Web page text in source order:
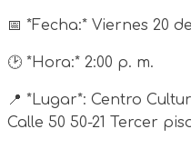
📅 *Fecha:* Viernes 20
🕑 *Hora:* 2:00 p. m.
📍 *Lugar*: Centro
Calle 50 50-21 Tercer